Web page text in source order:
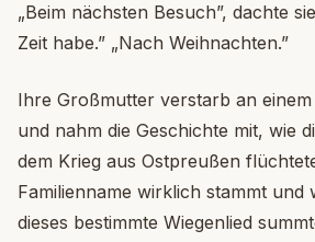
„Beim nächsten Besuch”, dachte
Zeit habe.” „Nach Weihnachten.”
Ihre Großmutter verstarb an
und nahm die Geschichte mit, wie
dem Krieg aus Ostpreußen
Familienname wirklich stammt und
dieses bestimmte Wiegenlied